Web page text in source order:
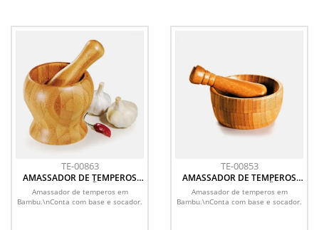
TE-00863
AMASSADOR DE TEMPEROS
EM BAMBU PILÃO 14CM
Amassador de temperos em
Bambu.\nConta com base e socador.
TE-00853
AMASSADOR DE TEMPEROS
EM BAMBU COM PILÃO DE
10CM
Amassador de temperos em
Bambu.\nConta com base e socador.